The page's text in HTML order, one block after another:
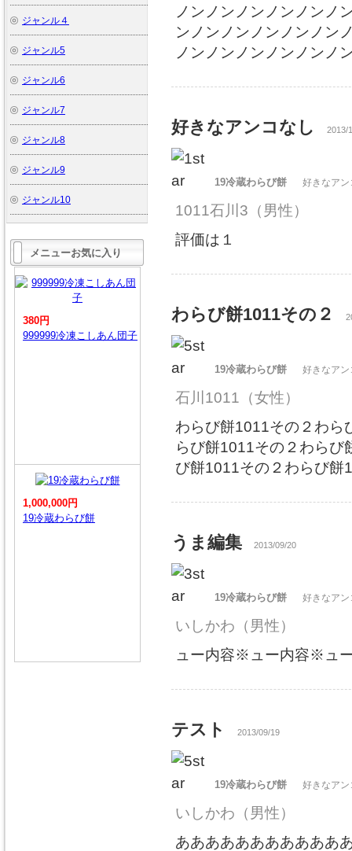
ノンノンノンノンノンノ
ンノンノンノンノンノン
ノンノンノンノンノンノ
好きなアンコなし 2013/
19冷蔵わらび餅 好きなア
1011石川3 （男性）
評価は１
わらび餅1011その２
19冷蔵わらび餅 好きなア
石川1011 （女性）
わらび餅1011その２わら
らび餅1011その２わら
び餅1011その２わらび餅
うま編集 2013/09/20
19冷蔵わらび餅 好きなア
いしかわ （男性）
ュー内容※ュー内容※ュ
テスト 2013/09/19
19冷蔵わらび餅 好きなア
いしかわ （男性）
あああああああああああ
ジャンル４
ジャンル5
ジャンル6
ジャンル7
ジャンル8
ジャンル9
ジャンル10
メニューお気に入り
380円
999999冷凍こしあん団子
1,000,000円
19冷蔵わらび餅